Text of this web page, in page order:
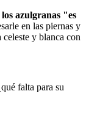
azulgranas "es
en las piernas y
celeste y blanca con
falta para su